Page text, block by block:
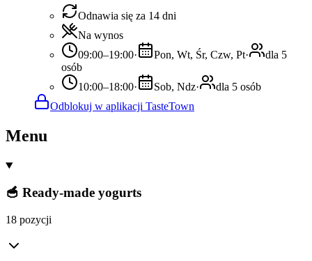
Odnawia się za 14 dni
Na wynos
09:00–19:00· Pon, Wt, Śr, Czw, Pt·
dla 5
osób
10:00–18:00· Sob, Ndz·
dla 5 osób
Odblokuj w aplikacji TasteTown
Menu
🥣 Ready-made yogurts
18 pozycji